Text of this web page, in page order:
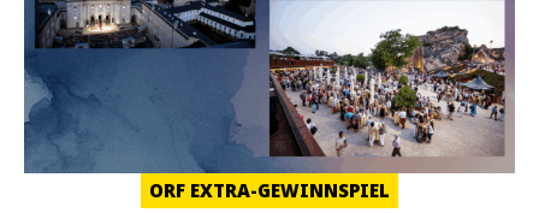
ORF EXTRA-GEWINNSPIEL